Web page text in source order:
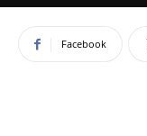
Facebook